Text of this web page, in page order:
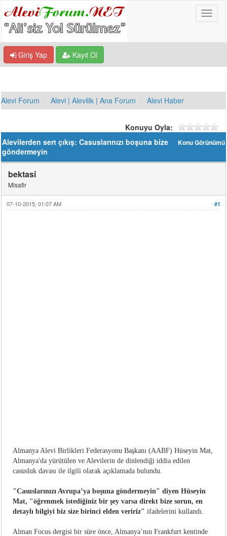
Giriş Yap Kayıt Ol
Alevi Forum Alevi | Alevilik | Ana Forum Alevi Haber
Konuyu Oyla:
Konu Görünümü
Alevilerden sert çıkış: Casuslarınızı boşuna bize
göndermeyin
bektasi
Misafir
#1
07-10-2015, 01:07 AM
Almanya Alevi Birlikleri Federasyonu Başkanı (AABF) Hüseyin Mat,
Almanya'da yürütülen ve Alevilerin de dinlendiği iddia edilen
casusluk davası ile ilgili olarak açıklamada bulundu.
"Casuslarınızı Avrupa’ya boşuna göndermeyin" diyen Hüseyin
Mat, "öğrenmek istediğiniz bir şey varsa direkt bize sorun, en
detaylı bilgiyi biz size birinci elden veririz" ifadelerini kullandı.
Alman Focus dergisi bir süre önce, Almanya’nın Frankfurt kentinde